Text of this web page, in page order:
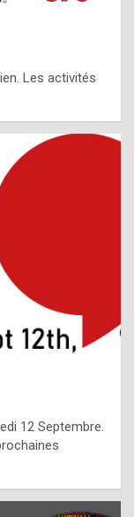
Les activités
12 Septembre.